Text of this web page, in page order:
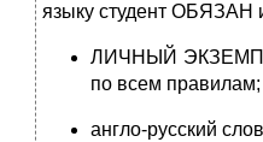
языку студент ОБЯЗАН
ЛИЧНЫЙ
по всем правилам;
англо-русский